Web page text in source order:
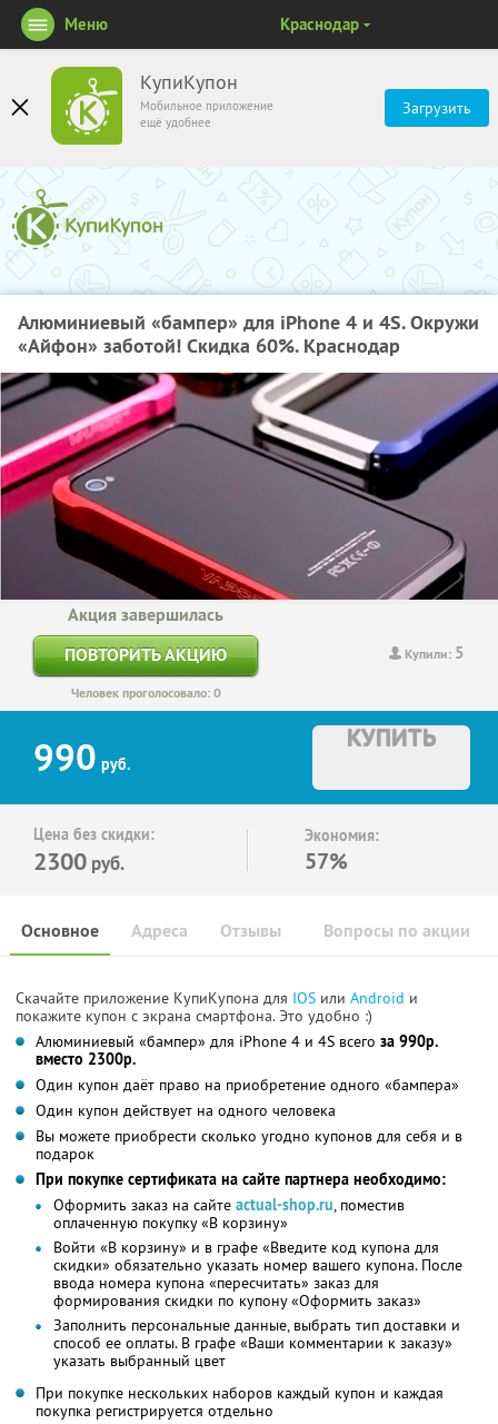
КупиКупон
Мобильное приложение
ещё удобнее
Загрузить
Меню Краснодар
Алюминиевый «бампер» для iPhone 4 и 4S. Окружи
«Айфон» заботой! Скидка 60%. Краснодар
Купили: 5
Акция завершилась
ПОВТОРИТЬ АКЦИЮ
Человек проголосовало: 0
990 руб.
КУПИТЬ
Цена без скидки:
2300 руб.
Экономия:
57%
Основное Отзывы Вопросы по акции
Адреса
Скачайте приложение КупиКупона для IOS или Android и
покажите купон с экрана смартфона. Это удобно :)
Алюминиевый «бампер» для iPhone 4 и 4S всего за 990р.
вместо 2300р.
Один купон даёт право на приобретение одного «бампера»
Один купон действует на одного человека
Вы можете приобрести сколько угодно купонов для себя и в
подарок
При покупке сертификата на сайте партнера необходимо:
Оформить заказ на сайте actual-shop.ru, поместив
оплаченную покупку «В корзину»
Войти «В корзину» и в графе «Введите код купона для
скидки» обязательно указать номер вашего купона. После
ввода номера купона «пересчитать» заказ для
формирования скидки по купону «Оформить заказ»
Заполнить персональные данные, выбрать тип доставки и
способ ее оплаты. В графе «Ваши комментарии к заказу»
указать выбранный цвет
При покупке нескольких наборов каждый купон и каждая
покупка регистрируется отдельно